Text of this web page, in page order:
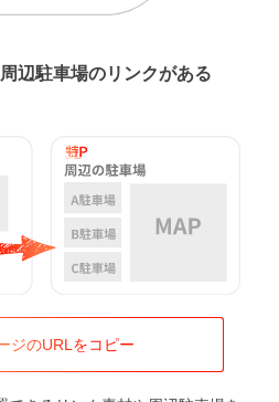
辺駐車場のリンクがある
ジのURLをコピー